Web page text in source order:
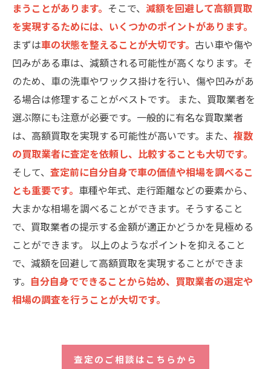
まうことがあります。 そこで、 減額を回避して高額買取
を実現するためには、いくつかのポイントがあります。
まずは車の状態を整えることが大切です。 古い車や傷や
凹みがある車は、減額される可能性が高くなります。そ
のため、車の洗車やワックス掛けを行い、傷や凹みがあ
る場合は修理することがベストです。 また、買取業者を
選ぶ際にも注意が必要です。一般的に有名な買取業者
は、高額買取を実現する可能性が高いです。また、 複数
の買取業者に査定を依頼し、比較することも大切です。
そして、 査定前に自分自身で車の価値や相場を調べるこ
とも重要です。 車種や年式、走行距離などの要素から、
大まかな相場を調べることができます。そうすること
で、買取業者の提示する金額が適正かどうかを見極める
ことができます。 以上のようなポイントを抑えること
で、減額を回避して高額買取を実現することができま
す。 自分自身でできることから始め、買取業者の選定や
相場の調査を行うことが大切です。
査定のご相談はこちらから